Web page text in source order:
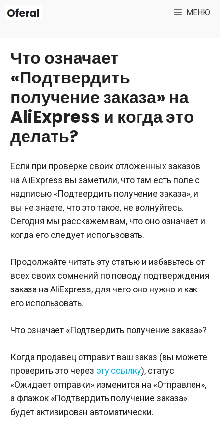
Перейти
МЕНЮ
Что означает
«Подтвердить
получение заказа» на
AliExpress и когда это
делать?
Если при проверке своих отложенных заказов
на AliExpress вы заметили, что там есть поле с
надписью «Подтвердить получение заказа», и
вы не знаете, что это такое, не волнуйтесь.
Сегодня мы расскажем вам, что оно означает и
когда его следует использовать.
Продолжайте читать эту статью и избавьтесь от
всех своих сомнений по поводу подтверждения
заказа на AliExpress, для чего оно нужно и как
его использовать.
Что означает «Подтвердить получение заказа»?
Когда продавец отправит ваш заказ (вы можете
проверить это через эту ссылку), статус
«Ожидает отправки» изменится на «Отправлен»,
а флажок «Подтвердить получение заказа»
будет активирован автоматически.